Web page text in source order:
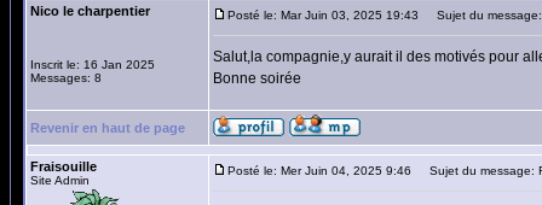
Nico le charpentier
Inscrit le: 16 Jan 2025
Messages: 8
Posté le: Mar Juin 03, 2025 19:43 Sujet du
Salut,la compagnie,y aurait il des motivés pour
Bonne soirée
Revenir en haut de page
Fraisouille
Site Admin
Posté le: Mer Juin 04, 2025 9:46 Sujet du message: